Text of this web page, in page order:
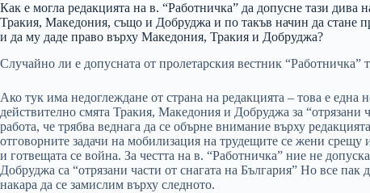
Как е могла редакцията на в. “Работничка” да допусне тази дива
Тракия, Македония, също и Добруджа и по такъв начин да стане
и да му даде право върху Македония, Тракия и Добруджа?
Случайно ли е допусната от пролетарския вестник
Ако тук има недоглеждане от страна на редакцията – това е
действително смята Тракия, Македония и Добруджа за “отрязани
работа, че трябва веднага да се обърне внимание върху
отговорните задачи на мобилизация на трудещите се жени
и готвещата се война. За честта на в. “Работничка” ние не
Добруджа са “отрязани части от снагата на България” Но все пак
накара да се замислим върху следното.